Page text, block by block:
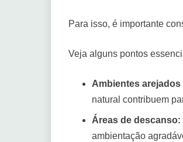
Para isso, é importante
Veja alguns pontos
Ambientes
natural contribuem
Áreas de descanso:
ambientação